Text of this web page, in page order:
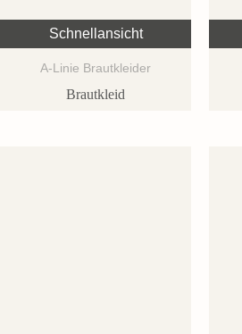
Schnellansicht
A-Linie Brautkleider
Brautkleid